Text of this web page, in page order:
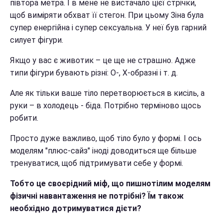
півтора метра. І в мене не вистачало цієї стрічки,
щоб виміряти обхват її стегон. При цьому Зіна була
супер енергійна і супер сексуальна. У неї був гарний
силует фігури.
Якщо у вас є животик – це ще не страшно. Адже
типи фігури бувають різні: О-, Х-образні і т. д.
Але як тільки ваше тіло перетворюється в кисіль, а
руки – в холодець - біда. Потрібно терміново щось
робити.
Просто дуже важливо, щоб тіло було у формі. І ось
моделям "плюс-сайз" іноді доводиться ще більше
тренуватися, щоб підтримувати себе у формі.
Тобто це своєрідний міф, що пишнотілим моделям
фізичні навантаження не потрібні? Їм також
необхідно дотримуватися дієти?